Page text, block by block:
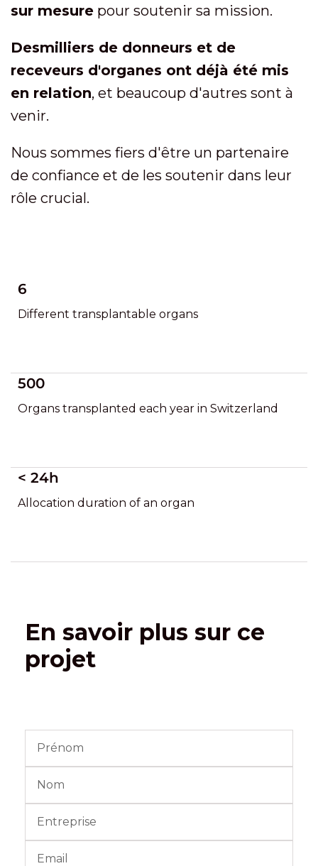
sur mesure pour soutenir sa mission.
Desmilliers de donneurs et de
receveurs d'organes ont déjà été mis
en relation, et beaucoup d'autres sont à
venir.
Nous sommes fiers d'être un partenaire
de confiance et de les soutenir dans leur
rôle crucial.
6
Different transplantable organs
500
Organs transplanted each year in Switzerland
< 24h
Allocation duration of an organ
En savoir plus sur ce
projet